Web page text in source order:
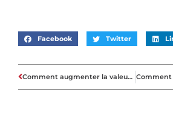
Facebook Twitter
Comment augmenter la valeur d’une maison?